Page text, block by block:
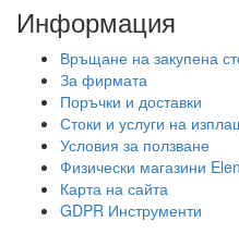
Информация
Връщане на закупена
За фирмата
Поръчки и доставки
Стоки и услуги на
Условия за ползване
Физически магазини
Карта на сайта
GDPR Инструменти